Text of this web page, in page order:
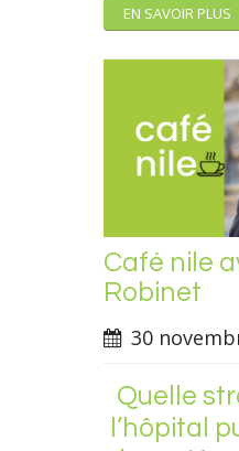
EN SAVOIR PLUS
Café nile
Robinet
30
Quelle
l’hôpital